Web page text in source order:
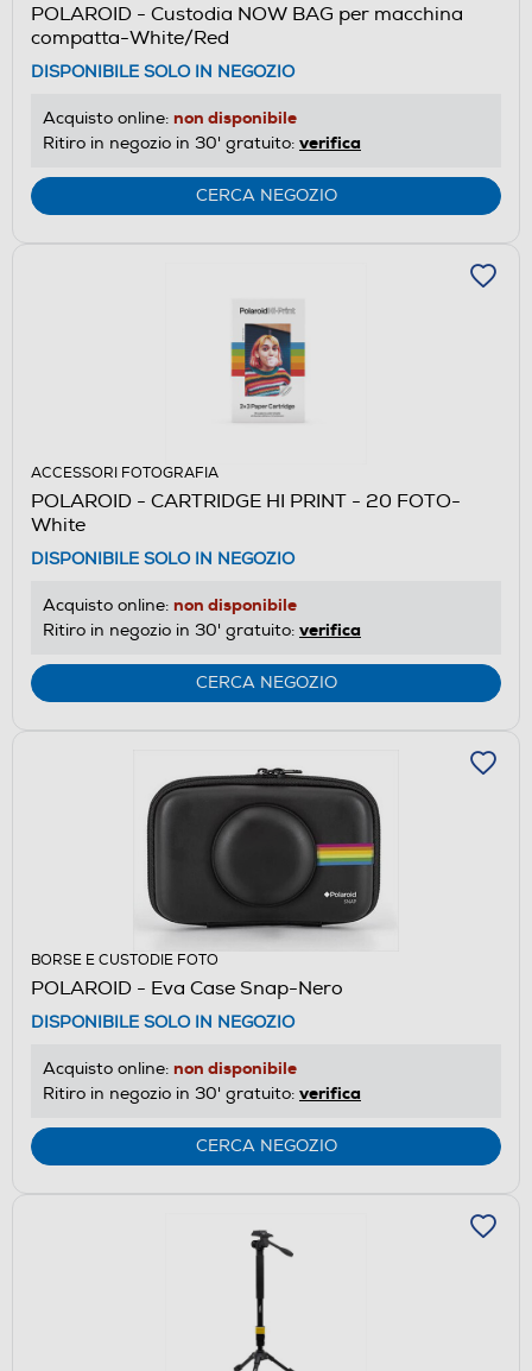
POLAROID - Custodia NOW BAG per macchina
compatta-White/Red
DISPONIBILE SOLO IN NEGOZIO
Acquisto online: non disponibile
Ritiro in negozio in 30' gratuito: verifica
CERCA NEGOZIO
ACCESSORI FOTOGRAFIA
POLAROID - CARTRIDGE HI PRINT - 20 FOTO-
White
DISPONIBILE SOLO IN NEGOZIO
Acquisto online: non disponibile
Ritiro in negozio in 30' gratuito: verifica
CERCA NEGOZIO
BORSE E CUSTODIE FOTO
POLAROID - Eva Case Snap-Nero
DISPONIBILE SOLO IN NEGOZIO
Acquisto online: non disponibile
Ritiro in negozio in 30' gratuito: verifica
CERCA NEGOZIO